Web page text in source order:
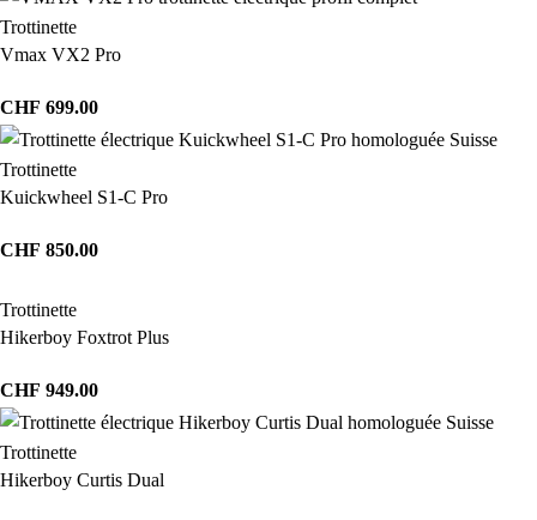
Trottinette
Vmax VX2 Pro
CHF 699.00
Trottinette
Kuickwheel S1-C Pro
CHF 850.00
Trottinette
Hikerboy Foxtrot Plus
CHF 949.00
Trottinette
Hikerboy Curtis Dual